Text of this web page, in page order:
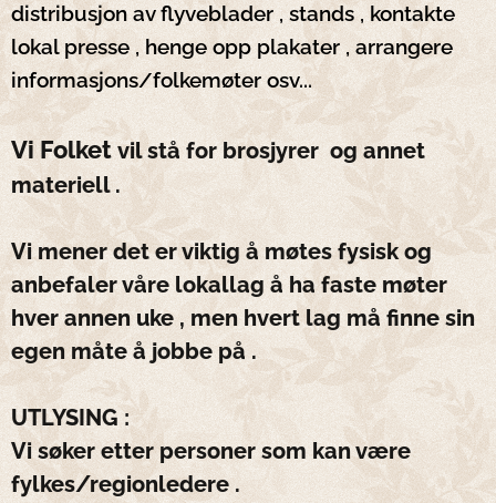
distribusjon av flyveblader , stands , kontakte
lokal presse , henge opp plakater , arrangere
informasjons/folkemøter osv...
Vi Folket vil stå for brosjyrer og annet
materiell .
Vi mener det er viktig å møtes fysisk og
anbefaler våre lokallag å ha faste møter
hver annen uke , men hvert lag må finne sin
egen måte å jobbe på .
UTLYSING :
Vi søker etter personer som kan være
fylkes/regionledere .